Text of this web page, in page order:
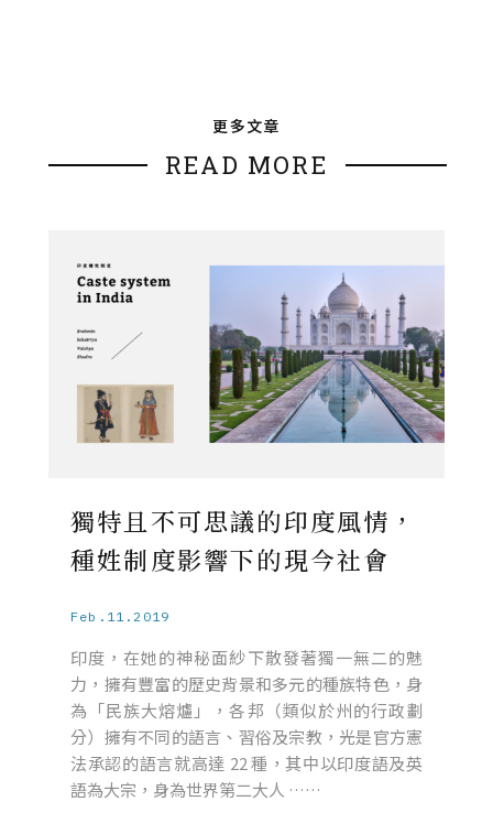
更多文章
READ MORE
獨特且不可思議的印度風情，
種姓制度影響下的現今社會
Feb.11.2019
印度，在她的神秘面紗下散發著獨一無二的魅
力，擁有豐富的歷史背景和多元的種族特色，身
為「民族大熔爐」，各邦（類似於州的行政劃
分）擁有不同的語言、習俗及宗教，光是官方憲
法承認的語言就高達 22 種，其中以印度語及英
語為大宗，身為世界第二大人 ……